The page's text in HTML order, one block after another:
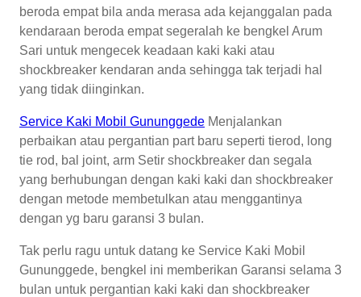
beroda empat bila anda merasa ada kejanggalan pada
kendaraan beroda empat segeralah ke bengkel Arum
Sari untuk mengecek keadaan kaki kaki atau
shockbreaker kendaran anda sehingga tak terjadi hal
yang tidak diinginkan.
Service Kaki Mobil Gununggede Menjalankan
perbaikan atau pergantian part baru seperti tierod, long
tie rod, bal joint, arm Setir shockbreaker dan segala
yang berhubungan dengan kaki kaki dan shockbreaker
dengan metode membetulkan atau menggantinya
dengan yg baru garansi 3 bulan.
Tak perlu ragu untuk datang ke Service Kaki Mobil
Gununggede, bengkel ini memberikan Garansi selama 3
bulan untuk pergantian kaki kaki dan shockbreaker